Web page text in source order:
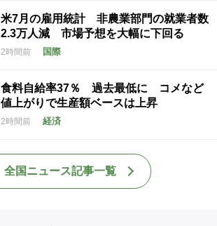
米7月の雇用統計 非農業部門の就業者数
2.3万人減 市場予想を大幅に下回る
2時間前 国際
食料自給率37％ 過去最低に コメなど
値上がりで生産額ベースは上昇
2時間前 経済
全国ニュース記事一覧